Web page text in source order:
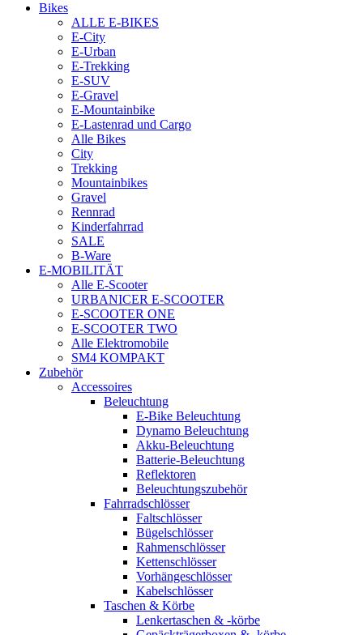
Bikes
ALLE E-BIKES
E-City
E-Urban
E-Trekking
E-SUV
E-Gravel
E-Mountainbike
E-Lastenrad und Cargo
Alle Bikes
City
Trekking
Mountainbikes
Gravel
Rennrad
Kinderfahrrad
SALE
B-Ware
E-MOBILITÄT
Alle E-Scooter
URBANICER E-SCOOTER
E-SCOOTER ONE
E-SCOOTER TWO
Alle Elektromobile
SM4 KOMPAKT
Zubehör
Accessoires
Beleuchtung
E-Bike Beleuchtung
Dynamo Beleuchtung
Akku-Beleuchtung
Batterie-Beleuchtung
Reflektoren
Beleuchtungszubehör
Fahrradschlösser
Faltschlösser
Bügelschlösser
Rahmenschlösser
Kettenschlösser
Vorhängeschlösser
Kabelschlösser
Taschen & Körbe
Lenkertaschen & -körbe